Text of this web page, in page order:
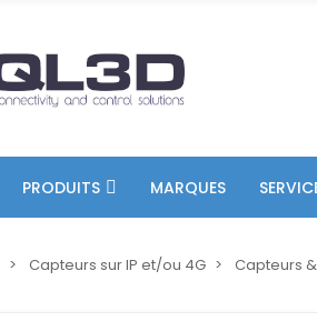
PRODUITS MARQUES
Capteurs sur IP et/ou 4G Capteurs